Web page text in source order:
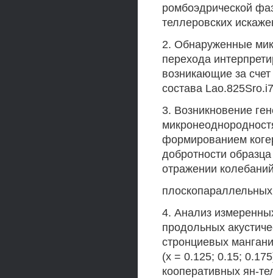
ромбоэдрической
теллеровских
2. Обнаруженные
перехода
возникающие за счет
состава
3. Возникновение
формированием
добротности
отражении
4. Анализ
продольных
стронциевых
(х = 0.125; 0.15;
кооперативных ян-